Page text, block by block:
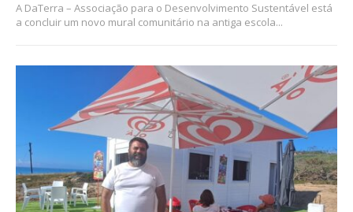
A DaTerra – Associação para o Desenvolvimento Sustentável está
a concluir um novo mural comunitário na antiga escola...